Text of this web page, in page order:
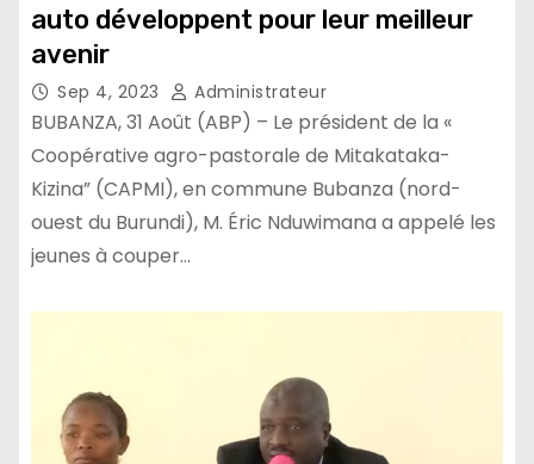
auto développent pour leur meilleur
avenir
Sep 4, 2023 Administrateur
BUBANZA, 31 Août (ABP) – Le président de la «
Coopérative agro-pastorale de Mitakataka-
Kizina” (CAPMI), en commune Bubanza (nord-
ouest du Burundi), M. Éric Nduwimana a appelé les
jeunes à couper…